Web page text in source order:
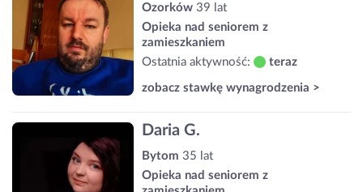
Ozorków 39 lat
Opieka nad seniorem z
zamieszkaniem
Ostatnia aktywność:
teraz
zobacz stawkę wynagrodzenia >
Daria G.
Bytom 35 lat
Opieka nad seniorem z